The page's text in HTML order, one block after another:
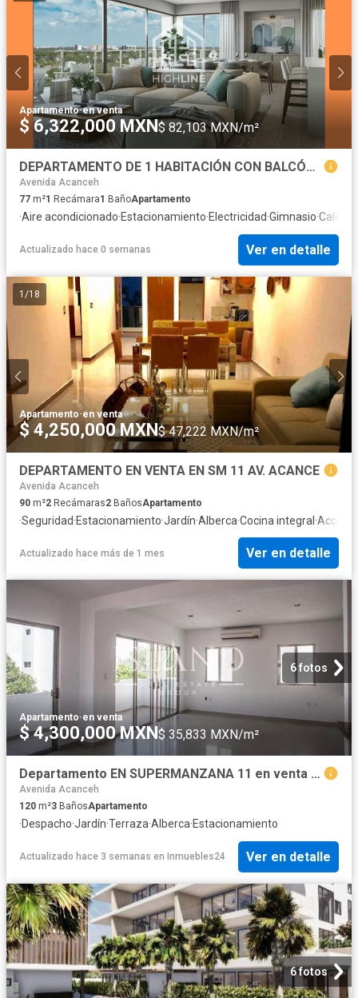
Apartamento·en venta
$ 6,322,000 MXN$ 82,103 MXN/m²
DEPARTAMENTO DE 1 HABITACIÓN CON BALCÓN. CANCÚN CENTRO. ROOFTOP, SKYBAR, ALBERCA. IDEAL PARA AIRBNB
Avenida Acanceh
77 m²1 Recámara1 BañoApartamento
·Aire acondicionado·Estacionamiento·Electricidad·Gimnasio·
Actualizado hace 0 semanas Ver en detalle
1 /18
Apartamento·en venta
$ 4,250,000 MXN$ 47,222 MXN/m²
DEPARTAMENTO EN VENTA EN SM 11 AV. ACANCE
Avenida Acanceh
90 m²2 Recámaras2 BañosApartamento
·Seguridad·Estacionamiento·Jardín·Alberca·Cocina integral ·Acceso
Actualizado hace más de 1 mes Ver en detalle
6 fotos
Apartamento·en venta
$ 4,300,000 MXN $ 35,833 MXN/m²
Departamento EN SUPERMANZANA 11 en venta en Cancún
Avenida Acanceh
120 m²3 BañosApartamento
·Despacho·Jardín·Terraza·Alberca·Estacionamiento
Actualizado hace 3 semanas en Inmuebles24 Ver en detalle
6 fotos